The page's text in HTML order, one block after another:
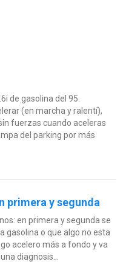
de gasolina del 95.
(en marcha y ralentí),
fuerzas cuando aceleras
del parking por más
primera y segunda
en primera y segunda se
gasolina o que algo no esta
acelero más a fondo y va
diagnosis...